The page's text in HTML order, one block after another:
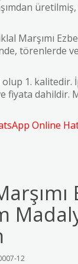
Marşımı
törenlerde
olup 1. kalitedir.
fiyata dahildir.
Online
12